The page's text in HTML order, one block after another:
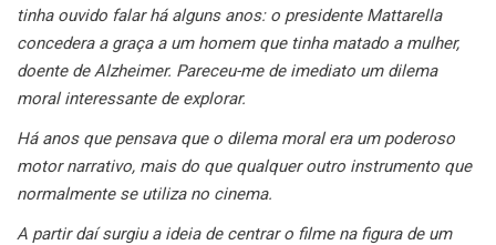
tinha ouvido falar há alguns anos: o presidente Mattarella
concedera a graça a um homem que tinha matado a mulher,
doente de Alzheimer. Pareceu-me de imediato um dilema
moral interessante de explorar.
Há anos que pensava que o dilema moral era um poderoso
motor narrativo, mais do que qualquer outro instrumento que
normalmente se utiliza no cinema.
A partir daí surgiu a ideia de centrar o filme na figura de um